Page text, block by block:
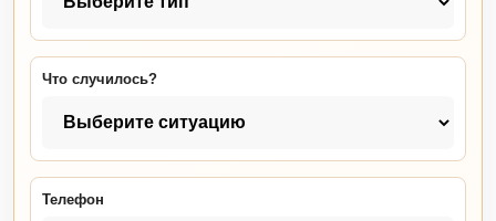
Что случилось?
Телефон